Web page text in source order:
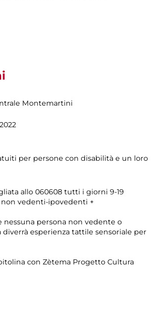
Montemartini
per persone con disabilità e un loro
allo 060608 tutti i giorni 9-19
non vedenti-ipovedenti +
nessuna persona non vedente o
diverrà esperienza tattile sensoriale per
con Zètema Progetto Cultura